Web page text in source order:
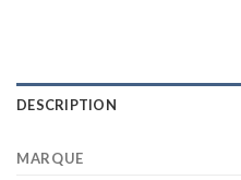
DESCRIPTION
MARQUE